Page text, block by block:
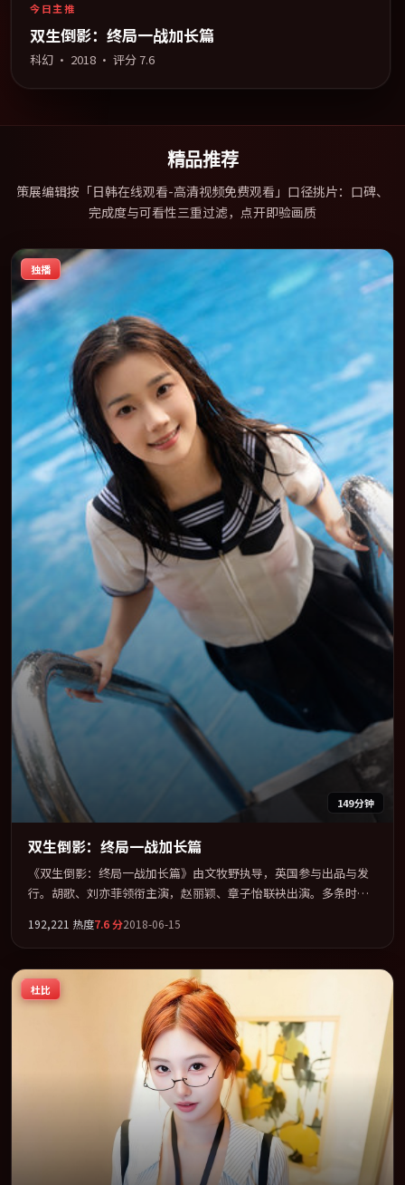
今日主推
双生倒影：终局一战加长篇
科幻 · 2018 · 评分 7.6
精品推荐
策展编辑按「日韩在线观看-高清视频免费观看」口径挑片：口碑、
完成度与可看性三重过滤，点开即验画质
独播
149分钟
双生倒影：终局一战加长篇
《双生倒影：终局一战加长篇》由文牧野执导，英国参与出品与发
行。胡歌、刘亦菲领衔主演，赵丽颖、章子怡联袂出演。多条时间
架，在叙事、表演与视听上力求统一。定于 2018-09-24 在内地院线
及主流平台同步亮相，2018 年度话题片中口碑稳健，适合喜欢强情
节与人物弧光的观众完整观看。
192,221 热度7.6分2018-06-15
杜比